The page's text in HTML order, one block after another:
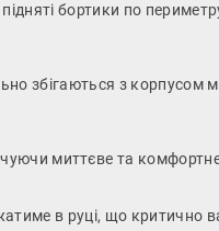
бортики по
збігаються з корпусом
миттєве та
в руці, що критично